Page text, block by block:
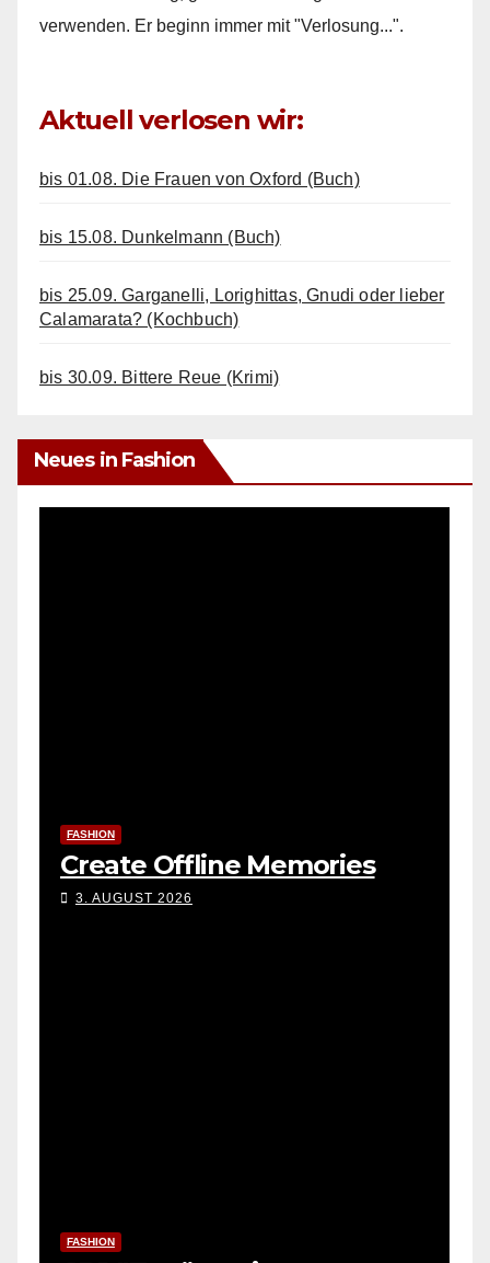
verwenden. Er beginn immer mit "Verlosung...".
Aktuell verlosen wir:
bis 01.08. Die Frauen von Oxford (Buch)
bis 15.08. Dunkelmann (Buch)
bis 25.09. Garganelli, Lorighittas, Gnudi oder lieber
Calamarata? (Kochbuch)
bis 30.09. Bittere Reue (Krimi)
Neues in Fashion
FASHION
Create Offline Memories
3. AUGUST 2026
FASHION